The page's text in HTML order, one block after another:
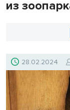
из
28.02.2024